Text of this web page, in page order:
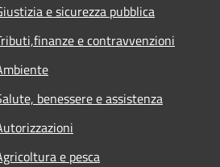
e sicurezza pubblica
e contravvenzioni
benessere e assistenza
e pesca